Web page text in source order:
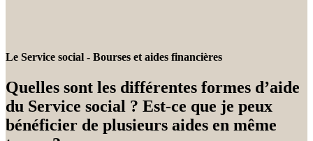
Le Service social - Bourses et aides financières
Quelles sont les différentes formes d’aide
du Service social ? Est-ce que je peux
bénéficier de plusieurs aides en même